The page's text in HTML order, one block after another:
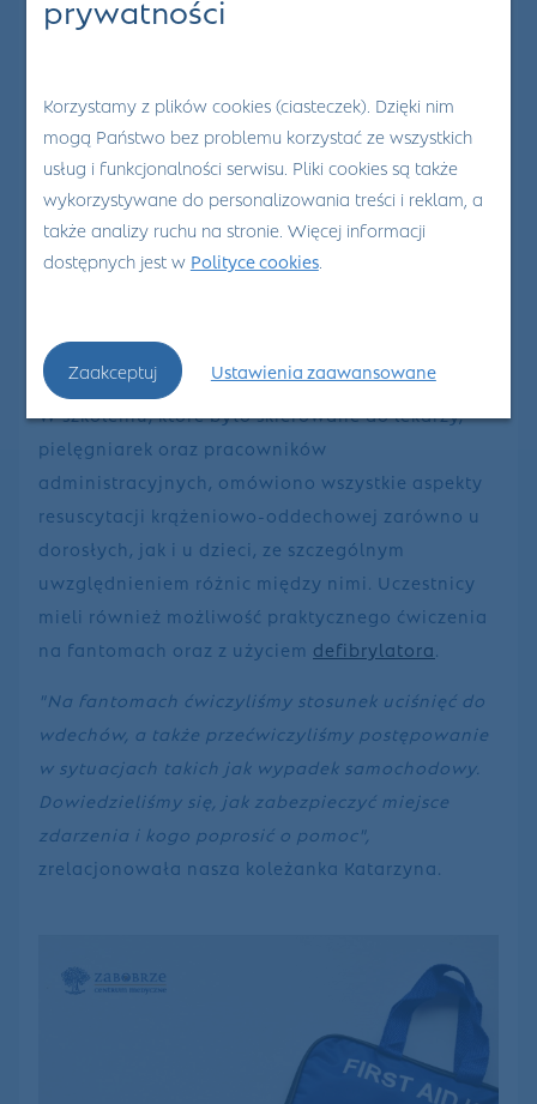
udział wKursie Resuscytacji Krążeniowo-
Oddechowej, organizowanym przezdivemed.
W ramach szkolenia pracownicy zapoznali się z
postępowaniem RKO (resuscytacja krążeniowo-
oddechowa)orazpodstawowymi zabiegami
medycznym oraz ćwiczenia ratownicze.
W szkoleniu, które było skierowane do lekarzy,
pielęgniarek oraz pracowników
administracyjnych, omówiono wszystkie aspekty
resuscytacji krążeniowo-oddechowej zarówno u
dorosłych, jak i u dzieci, ze szczególnym
uwzględnieniem różnic między nimi. Uczestnicy
mieli również możliwość praktycznego ćwiczenia
na fantomach oraz z użyciem defibrylatora
"Na fantomach ćwiczyliśmy stosunek uciśnięć do
wdechów, a także przećwiczyliśmy postępowanie
w sytuacjach takich jak wypadek samochodowy.
Dowiedzieliśmy się, jak zabezpieczyć miejsce
zdarzenia i kogo poprosić o pomoc",
zrelacjonowała nasza koleżanka Katarzyna.
prywatności
Korzystamy z plików cookies (ciasteczek). Dzięki nim
mogą Państwo bez problemu korzystać ze wszystkich
usług i funkcjonalności serwisu. Pliki cookies są także
wykorzystywane do personalizowania treści i reklam, a
także analizy ruchu na stronie. Więcej informacji
dostępnych jest w Polityce cookies.
Zaakceptuj Ustawienia zaawansowane